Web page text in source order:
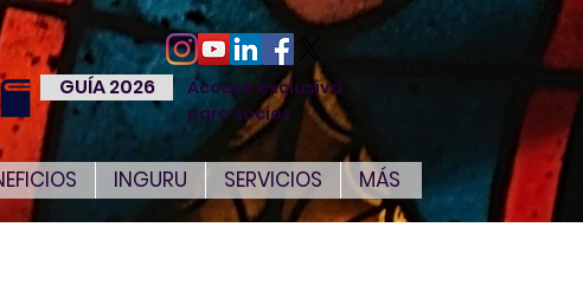
GUÍA 2026
Acceso exclusivo
para socios
INGURU SERVICIOS MÁS